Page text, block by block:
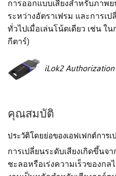
การออกแบบเสียงสำหรับภาพ
ระหว่างอัตราเฟรม และการเ
ทั่วไปเมื่อเล่นโน้ตเดียว เช่น ใ
กีตาร์)
iLok2
คุณสมบัติ
ประวัติโดยย่อของเอฟเฟกต์การเ
การเปลี่ยนระดับเสียงเกิดขึ้น
ชะลอหรือเร่งความเร็วของก